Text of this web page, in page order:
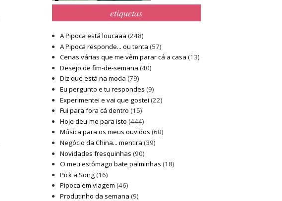
etiquetas
A Pipoca está loucaaa (248)
A Pipoca responde... ou tenta (57)
Cenas várias que me vêm parar cá a casa (13)
Desejo de fim-de-semana (40)
Diz que está na moda (79)
Eu pergunto e tu respondes (9)
Experimentei e vai que gostei (22)
Fui para fora cá dentro (15)
Hoje deu-me para isto (444)
Música para os meus ouvidos (60)
Negócio da China... mentira (39)
Novidades fresquinhas (90)
O meu estômago bate palminhas (18)
Pick a Song(16)
Pipoca em viagem (46)
Produtinho da semana (9)